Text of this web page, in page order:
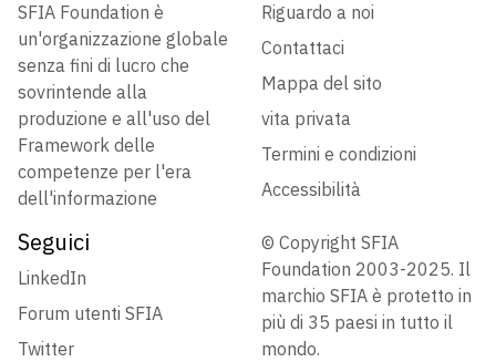
SFIA Foundation è
un'organizzazione globale
senza fini di lucro che
sovrintende alla
produzione e all'uso del
Framework delle
competenze per l'era
dell'informazione
Riguardo a noi
Contattaci
Mappa del sito
vita privata
Termini e condizioni
Accessibilità
Seguici
LinkedIn
Forum utenti SFIA
Twitter
© Copyright SFIA
Foundation 2003-2025. Il
marchio SFIA è protetto in
più di 35 paesi in tutto il
mondo.